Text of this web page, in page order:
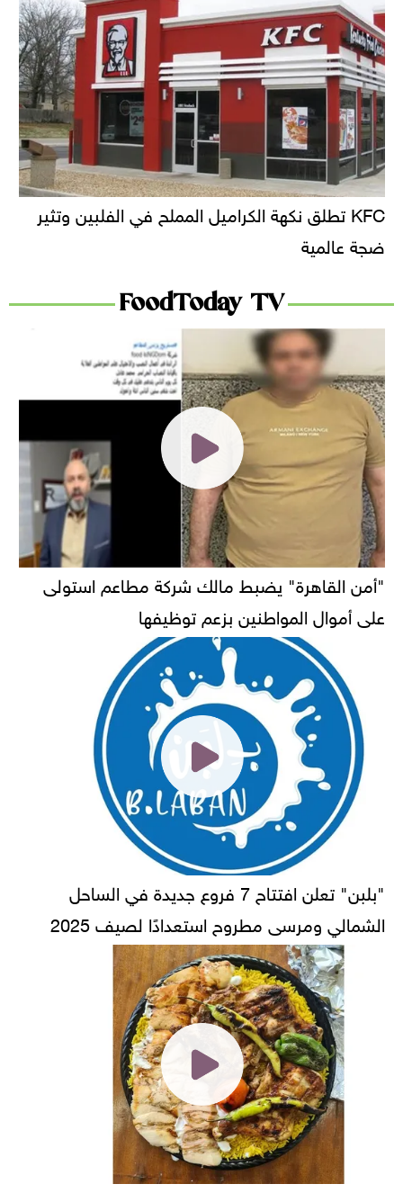
KFC تطلق نكهة الكراميل المملح في الفلبين وتثير
ضجة عالمية
FoodToday TV
"أمن القاهرة" يضبط مالك شركة مطاعم استولى
على أموال المواطنين بزعم توظيفها
"بلبن" تعلن افتتاح 7 فروع جديدة في الساحل
الشمالي ومرسى مطروح استعدادًا لصيف 2025